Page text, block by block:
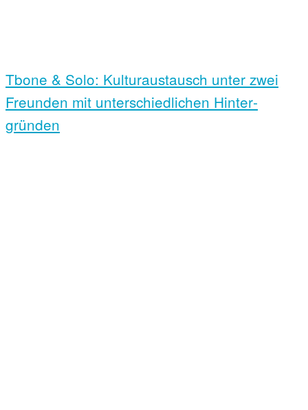
Tbone & Solo: Kultur­austausch unter zwei
Freunden mit unter­schiedlichen Hinter­
gründen